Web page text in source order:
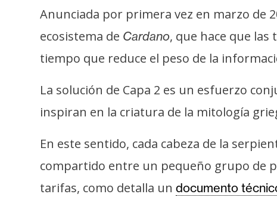
n
a
c
o
y
u
l
i
Anunciada por primera vez en marzo de
ecosistema de Cardano, que hace que las
tiempo que reduce el peso de la
La solución de Capa 2 es un esfuerzo
inspiran en la criatura de la mitología
En este sentido, cada cabeza de la
compartido entre un pequeño grupo de
tarifas, como detalla un documento